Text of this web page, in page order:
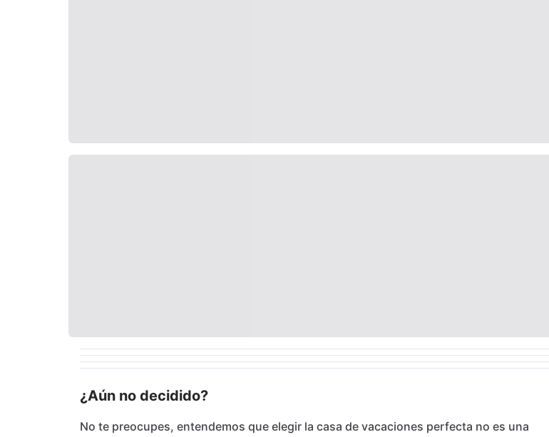
¿Aún no decidido?
No te preocupes, entendemos que elegir la casa de vacaciones perfecta no es una